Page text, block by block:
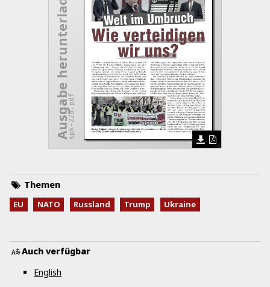
Ausgabe herunterladenspk-228.pdf
Themen
EU NATO Russland Trump Ukraine
Auch verfügbar
English